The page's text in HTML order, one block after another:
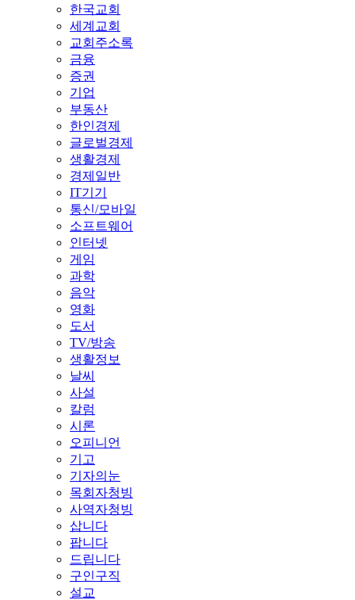
한국교회
세계교회
교회주소록
금융
증권
기업
부동산
한인경제
글로벌경제
생활경제
경제일반
IT기기
통신/모바일
소프트웨어
인터넷
게임
과학
음악
영화
도서
TV/방송
생활정보
날씨
사설
칼럼
시론
오피니언
기고
기자의눈
목회자청빙
사역자청빙
삽니다
팝니다
드립니다
구인구직
설교